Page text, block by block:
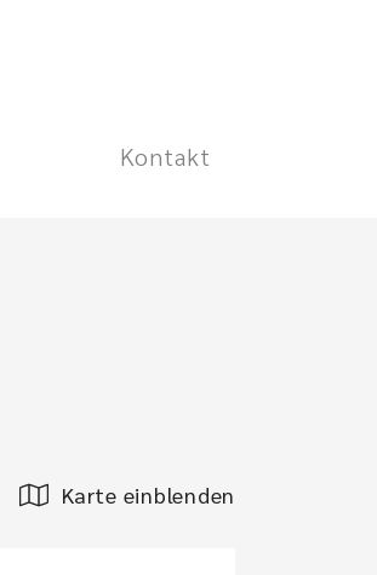
Kontakt
Karte einblenden